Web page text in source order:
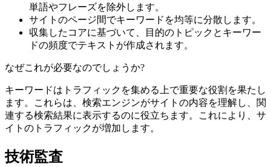
単語やフレーズを除外します。
サイトのページ間でキーワードを均等に分散します。
収集したコアに基づいて、目的のトピックとキーワー
ドの頻度でテキストが作成されます。
なぜこれが必要なのでしょうか?
キーワードはトラフィックを集める上で重要な役割を果たし
ます。これらは、検索エンジンがサイトの内容を理解し、関
連する検索結果に表示するのに役立ちます。これにより、サ
イトのトラフィックが増加します。
技術監査